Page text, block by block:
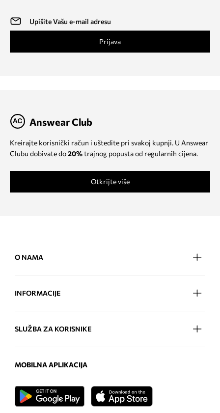
Prijava
Answear Club
Kreirajte korisnički račun i uštedite pri svakoj kupnji. U Answear
Clubu dobivate do20%trajnog popusta od regularnih cijena.
Otkrijte više
O NAMA
INFORMACIJE
SLUŽBA ZA KORISNIKE
MOBILNA APLIKACIJA